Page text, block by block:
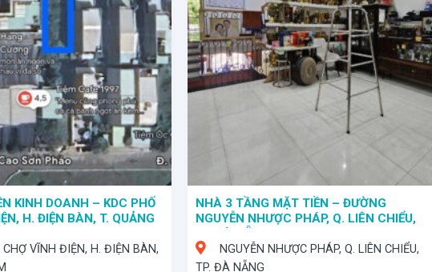
KINH DOANH – KDC PHỐ
H. ĐIỆN BÀN, T. QUẢNG
CHỢ VĨNH ĐIỆN, H. ĐIỆN BÀN,
NHÀ 3 TẦNG MẶT TIỀN – ĐƯỜNG
NGUYỄN NHƯỢC PHÁP, Q. LIÊN CHIỂU,
NGUYỄN NHƯỢC PHÁP, Q. LIÊN CHIỂU,
TP. ĐÀ NẴNG